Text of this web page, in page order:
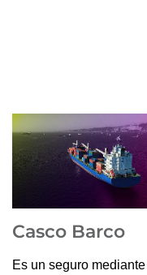
Casco Barco
Es un seguro mediante